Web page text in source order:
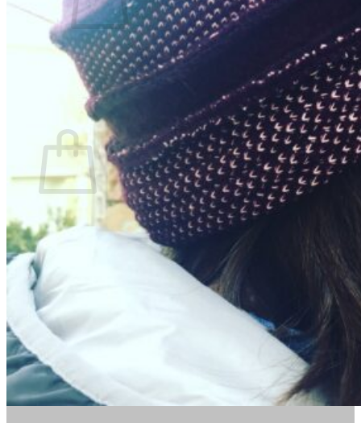
No hay productos en el carrito.
Volver a la tienda
Carrito
No hay productos en el carrito.
Volver a la tienda